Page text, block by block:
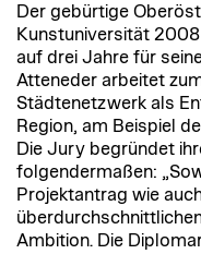
Der gebürtige
Kunstuniversität
auf drei Jahre für
Atteneder arbeitet
Städtenetzwerk als
Region, am Beispiel
Die Jury begründet
folgendermaßen:
Projektantrag wie
Ambition. Die